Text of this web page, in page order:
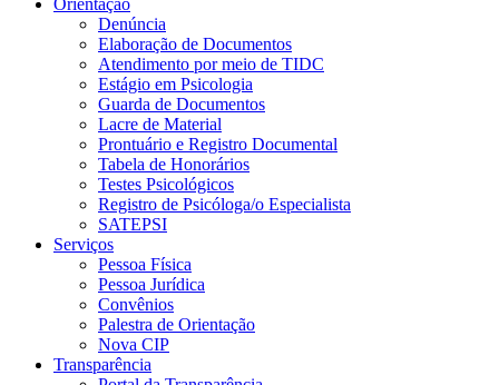
Orientação
Denúncia
Elaboração de Documentos
Atendimento por meio de TIDC
Estágio em Psicologia
Guarda de Documentos
Lacre de Material
Prontuário e Registro Documental
Tabela de Honorários
Testes Psicológicos
Registro de Psicóloga/o Especialista
SATEPSI
Serviços
Pessoa Física
Pessoa Jurídica
Convênios
Palestra de Orientação
Nova CIP
Transparência